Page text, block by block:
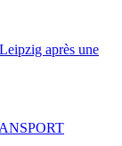
après une